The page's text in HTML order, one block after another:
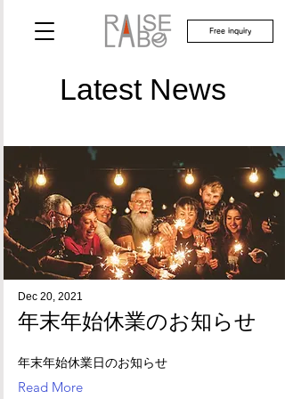
Free inquiry
Latest News
Dec 20, 2021
年末年始休業のお知らせ
年末年始休業日のお知らせ
Read More